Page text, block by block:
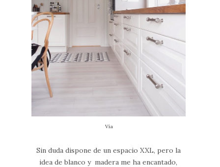
Vía
Sin duda dispone de un espacio XXL, pero la
idea de blanco y madera me ha encantado,